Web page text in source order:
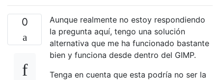
0
Aunque realmente no estoy respondiendo
la pregunta aquí, tengo una solución
alternativa que me ha funcionado bastante
bien y funciona desde dentro del GIMP.
Tenga en cuenta que esta podría no ser la